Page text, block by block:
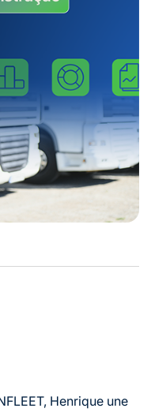
Henrique une